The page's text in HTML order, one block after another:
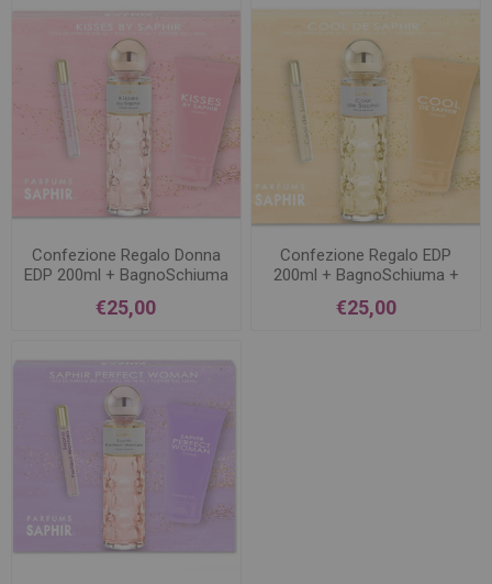
Confezione Regalo Donna
EDP 200ml + BagnoSchiuma
€25,00
Confezione Regalo EDP
200ml + BagnoSchiuma +
€25,00